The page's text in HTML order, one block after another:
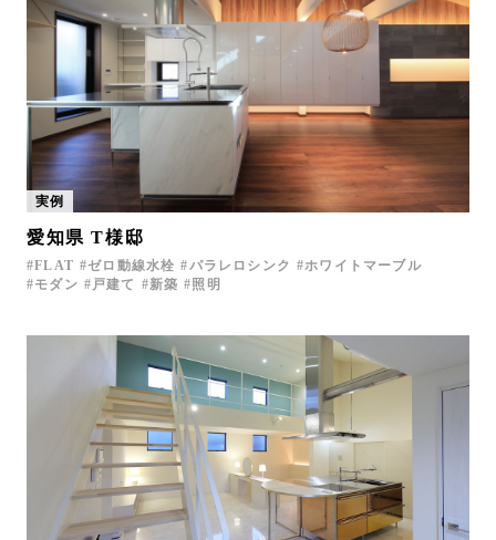
実例
愛知県 T様邸
FLAT ゼロ動線水栓 パラレロシンク
ホワイトマーブル
モダン
戸建て 新築 照明